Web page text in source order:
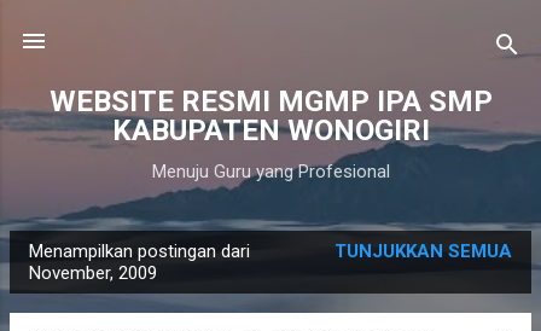
WEBSITE RESMI MGMP IPA SMP
KABUPATEN WONOGIRI
Menuju Guru yang Profesional
o
Menampilkan postingan dari
November, 2009
TUNJUKKAN SEMUA